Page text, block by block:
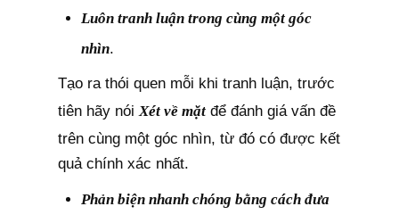
Luôn tranh luận trong cùng một góc
nhìn.
Tạo ra thói quen mỗi khi tranh luận, trước
tiên hãy nóiXét về mặt để đánh giá vấn đề
trên cùng một góc nhìn, từ đó có được kết
quả chính xác nhất.
Phản biện nhanh chóng bằng cách đưa